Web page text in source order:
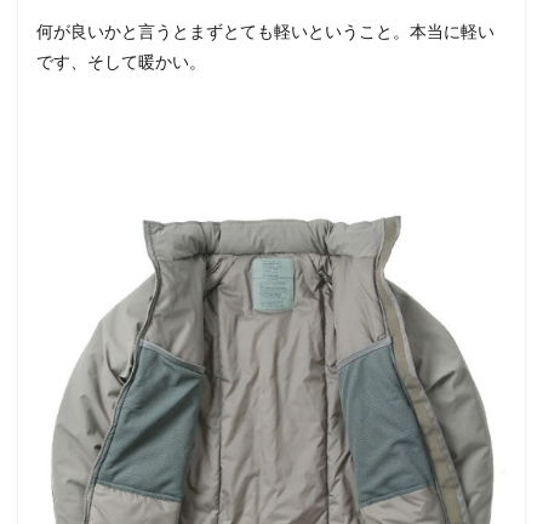
何が良いかと言うとまずとても軽いということ。本当に軽い
です、そして暖かい。